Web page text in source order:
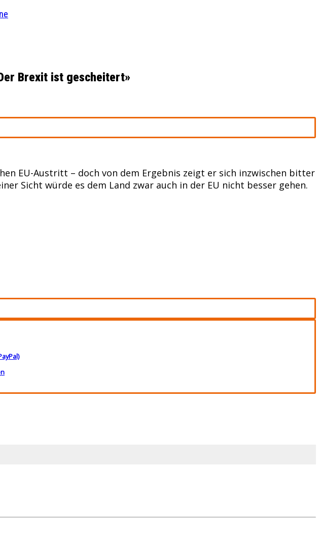
Brexit ist gescheitert»
EU-Austritt – doch von dem Ergebnis zeigt er sich inzwischen bitter
Sicht würde es dem Land zwar auch in der EU nicht besser gehen.